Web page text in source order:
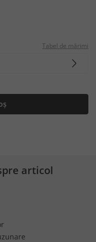
Tabel de mărimi
articol